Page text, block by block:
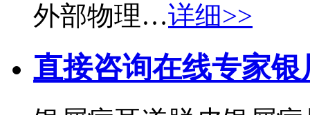
外部物理…详细>>
直接咨询在线专家银